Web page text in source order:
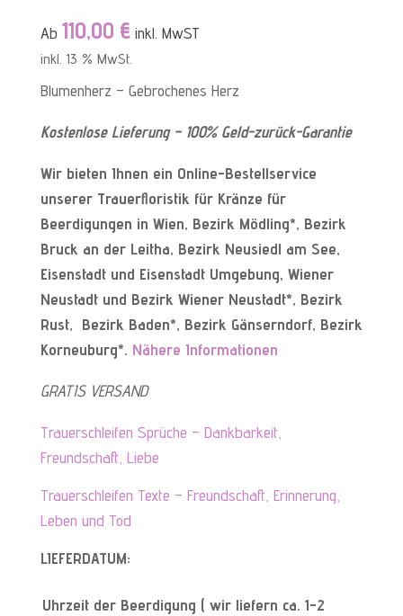
von 5,
auf
rtung
Ab 110,00 € inkl. MwST
inkl. 13 % MwSt.
Blumenherz – Gebrochenes Herz
Kostenlose Lieferung – 100% Geld-zurück-Garantie
Wir bieten Ihnen ein Online-Bestellservice
unserer Trauerfloristik für Kränze für
Beerdigungen in Wien, Bezirk Mödling*, Bezirk
Bruck an der Leitha, Bezirk Neusiedl am See,
Eisenstadt und Eisenstadt Umgebung, Wiener
Neustadt und Bezirk Wiener Neustadt*, Bezirk
Rust, Bezirk Baden*, Bezirk Gänserndorf, Bezirk
Korneuburg*. Nähere Informationen
GRATIS VERSAND
Trauerschleifen Sprüche – Dankbarkeit,
Freundschaft, Liebe
Trauerschleifen Texte – Freundschaft, Erinnerung,
Leben und Tod
LIEFERDATUM:
Uhrzeit der Beerdigung ( wir liefern ca. 1-2